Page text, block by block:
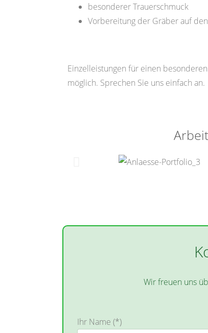
besonderer Trauerschmuck
Vorbereitung der Gräber auf
Einzelleistungen für einen
möglich. Sprechen Sie uns einfach an.
Wir freuen uns
Ihr Name (*)